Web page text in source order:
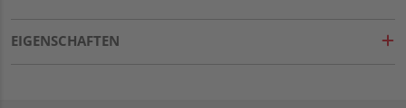
EIGENSCHAFTEN